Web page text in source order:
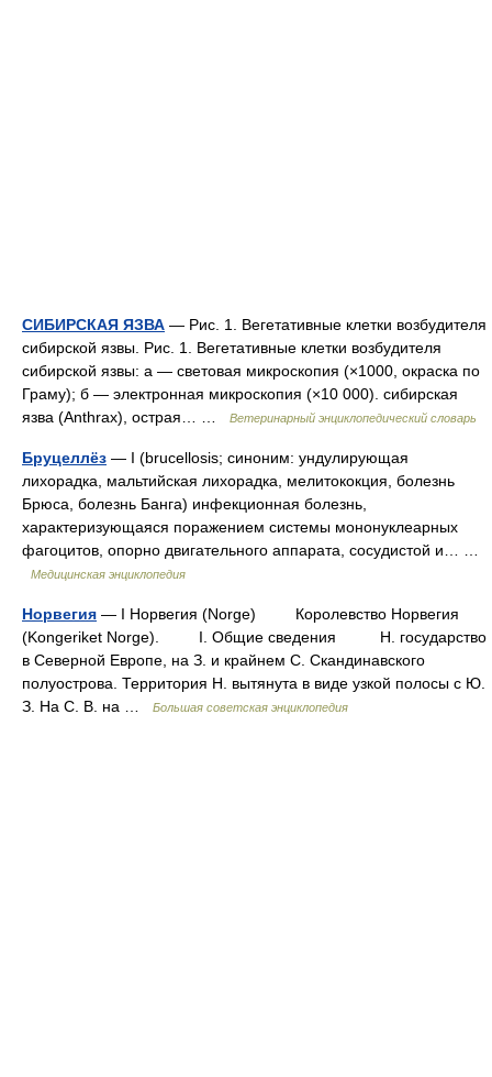
СИБИРСКАЯ ЯЗВА — Рис. 1. Вегетативные клетки возбудителя
сибирской язвы. Рис. 1. Вегетативные клетки возбудителя
сибирской язвы: а — световая микроскопия (×1000, окраска по
Граму); б — электронная микроскопия (×10 000). сибирская
язва (Anthrax), острая… …
Ветеринарный энциклопедический словарь
Бруцеллёз — I (brucellosis; синоним: ундулирующая
лихорадка, мальтийская лихорадка, мелитококция, болезнь
Брюса, болезнь Банга) инфекционная болезнь,
характеризующаяся поражением системы мононуклеарных
фагоцитов, опорно двигательного аппарата, сосудистой и… …
Медицинская энциклопедия
Норвегия — I Норвегия (Norge) Королевство Норвегия
(Kongeriket Norge). I. Общие сведения Н. государство
в Северной Европе, на З. и крайнем С. Скандинавского
полуострова. Территория Н. вытянута в виде узкой полосы с Ю.
З. На С. В. на …
Большая советская энциклопедия